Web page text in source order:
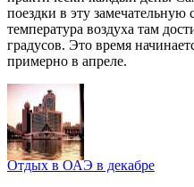
поездки в эту замечательную
температура воздуха там
градусов. Это время
примерно в апреле.
Отдых в ОАЭ в декабре